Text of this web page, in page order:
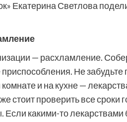
Екатерина Светлова
— расхламление.
Не
и на кухне —
стоит проверить все сроки
какими-то